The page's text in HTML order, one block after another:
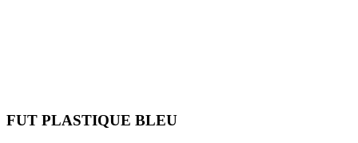
FUT PLASTIQUE BLEU